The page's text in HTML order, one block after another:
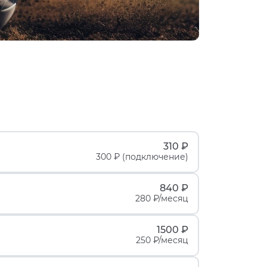
310 ₽
300 ₽ (подключение)
840 ₽
280 ₽/месяц
1500 ₽
250 ₽/месяц